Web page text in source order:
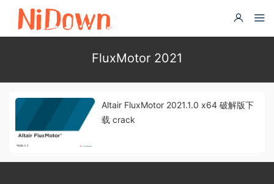
FluxMotor 2021
Altair FluxMotor 2021.1.0 x64 破解版下
载 crack